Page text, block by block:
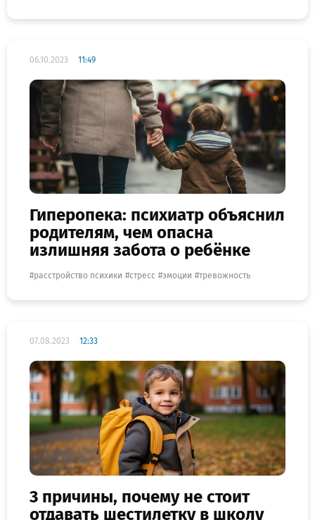
06.10.2023 11:49
Гиперопека: психиатр объяснил
родителям, чем опасна
излишняя забота о ребёнке
расстройство психики стресс эмоции тревожность
07.08.2023 12:33
3 причины, почему не стоит
отдавать шестилетку в школу